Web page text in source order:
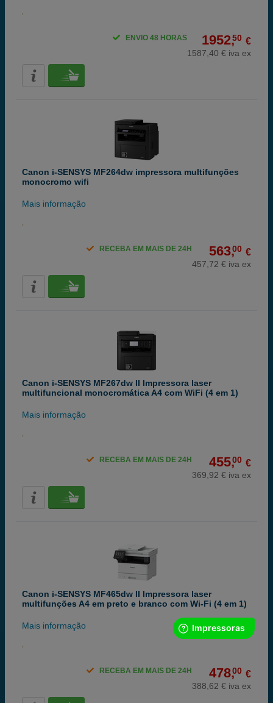
1952,50 €
1587,40 € iva ex
ENVIO 48 HORAS
Canon i-SENSYS MF264dw impressora multifunções
monocromo wifi
Mais informação
563,00 €
457,72 € iva ex
RECEBA EM MAIS DE 24H
Canon i-SENSYS MF267dw II Impressora laser
multifuncional monocromática A4 com WiFi (4 em 1)
Mais informação
455,00 €
369,92 € iva ex
RECEBA EM MAIS DE 24H
Canon i-SENSYS MF465dw II Impressora laser
multifunções A4 em preto e branco com Wi-Fi (4 em 1)
Mais informação
478,00 €
388,62 € iva ex
RECEBA EM MAIS DE 24H